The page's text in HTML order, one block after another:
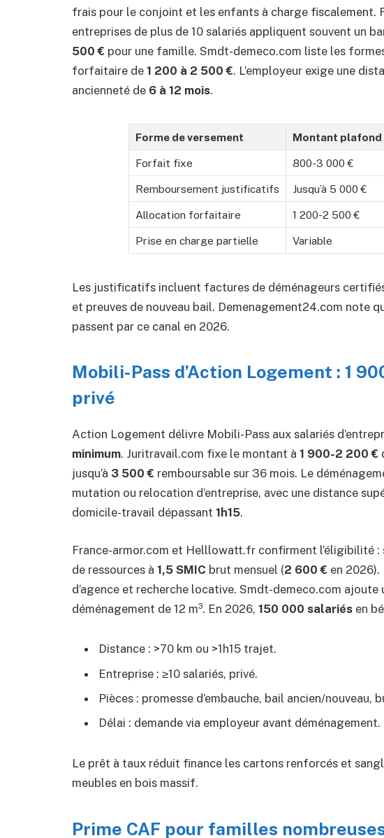
frais pour le conjoint et les enfants à charge fiscalement.
entreprises de plus de 10 salariés appliquent souvent un
500 € pour une famille. Smdt-demeco.com liste les
forfaitaire de 1 200 à 2 500 €. L’employeur exige une
ancienneté de 6 à 12 mois.
Forme de versement Montant plafond
Forfait fixe 800-3 000 €
Remboursement justificatifs Jusqu’à 5 000 €
Allocation forfaitaire 1 200-2 500 €
Prise en charge partielle Variable
Les justificatifs incluent factures de déménageurs
et preuves de nouveau bail. Demenagement24.com note
passent par ce canal en 2026.
Mobili-Pass d’Action Logement : 1
privé
Action Logement délivre Mobili-Pass aux salariés
minimum. Juritravail.com fixe le montant à 1 900-2 200 €
jusqu’à 3 500 € remboursable sur 36 mois. Le
mutation ou relocation d’entreprise, avec une distance
domicile-travail dépassant 1h15.
France-armor.com et Helllowatt.fr confirment l’éligibilité
de ressources à 1,5 SMIC brut mensuel (2 600 € en 2026).
d’agence et recherche locative. Smdt-demeco.com ajoute
déménagement de 12 m³. En 2026, 150 000 salariés en
Distance : >70 km ou >1h15 trajet.
Entreprise : ≥10 salariés, privé.
Pièces : promesse d’embauche, bail ancien/nouveau,
Délai : demande via employeur avant déménagement.
Le prêt à taux réduit finance les cartons renforcés et
meubles en bois massif.
Prime CAF pour familles